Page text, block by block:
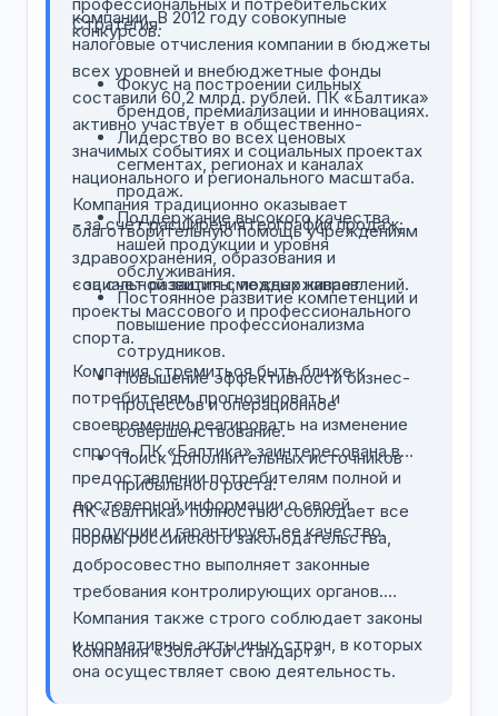
конкурсов.
компании. В 2012 году совокупные
налоговые отчисления компании в бюджеты
всех уровней и внебюджетные фонды
составили 60,2 млрд. рублей. ПК «Балтика»
активно участвует в общественно-
значимых событиях и социальных проектах
национального и регионального масштаба.
Компания традиционно оказывает
благотворительную помощь учреждениям
здравоохранения, образования и
социальной защиты, поддерживает
проекты массового и профессионального
спорта.
Стратегия:
Фокус на построении сильных
брендов, премиализации и инновациях.
Лидерство во всех ценовых
сегментах, регионах и каналах
продаж.
Поддержание высокого качества
нашей продукции и уровня
обслуживания.
Постоянное развитие компетенций и
повышение профессионализма
сотрудников.
Повышение эффективности бизнес-
процессов и операционное
совершенствование.
Поиск дополнительных источников
прибыльного роста:
- за счет расширения географии продаж;
- за счет развития смежных направлений.
Компания стремиться быть ближе к
потребителям, прогнозировать и
своевременно реагировать на изменение
спроса. ПК «Балтика» заинтересована в
предоставлении потребителям полной и
достоверной информации о своей
продукции и гарантирует ее качество.
ПК «Балтика» полностью соблюдает все
нормы российского законодательства,
добросовестно выполняет законные
требования контролирующих органов.
Компания также строго соблюдает законы
и нормативные акты иных стран, в которых
она осуществляет свою деятельность.
Компания «Золотой стандарт»